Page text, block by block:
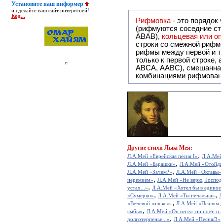
Установите наш информер
и сделайте ваш сайт интересней!
Код...
Рифмовка - это
(рифмуются соседние
ABAB), кольцевая или
строки со смежной
рифмы между первой и
только к первой
ABCA, AABC), смешанная или вольная рифмовка (рифмовка в сложных строфах с различными
комбинациями
Другие стихи Льва Мея:
Л.А.Мей «Еврейская песня I», Л.А.Мей
Л.А.Мей «Барашки», Л.А.Мей
Л.А.Мей «Зачем?», Л.А.Мей «Октавы»
иеремием», Л.А.Мей «Не верю,
устах...», Л.А.Мей «Хотел бы в единое
«Сумерки», Л.А.Мей «Ты печальна»,
«Вечевой колокол», Л.А.Мей «Псалом
ямбы», Л.А.Мей «Он весел, он поет, и
долготерпенье...», Л.А.Мей «Песня/3»